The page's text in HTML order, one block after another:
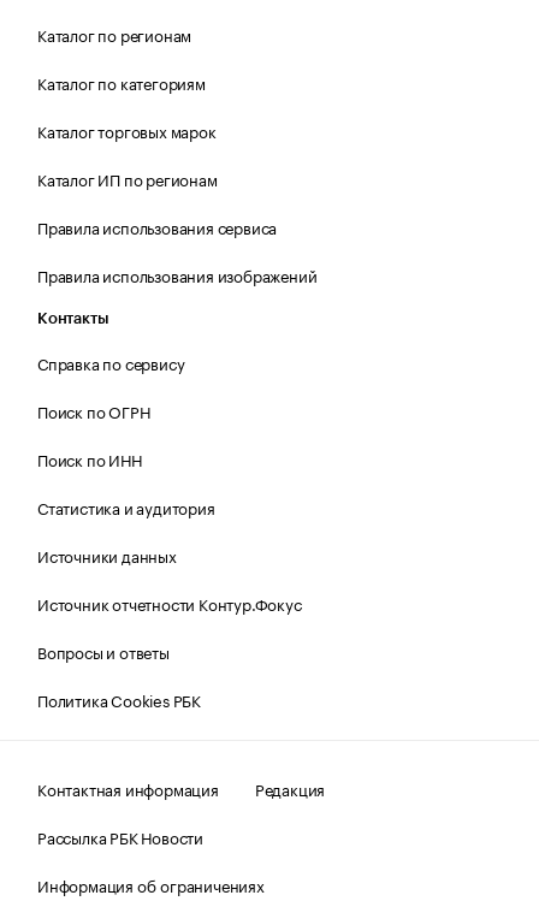
Каталог по регионам
Каталог по категориям
Каталог торговых марок
Каталог ИП по регионам
Правила использования сервиса
Правила использования изображений
Контакты
Справка по сервису
Поиск по ОГРН
Поиск по ИНН
Статистика и аудитория
Источники данных
Источник отчетности Контур.Фокус
Вопросы и ответы
Политика Cookies РБК
Контактная информация
Редакция
Рассылка РБК Новости
Информация об ограничениях